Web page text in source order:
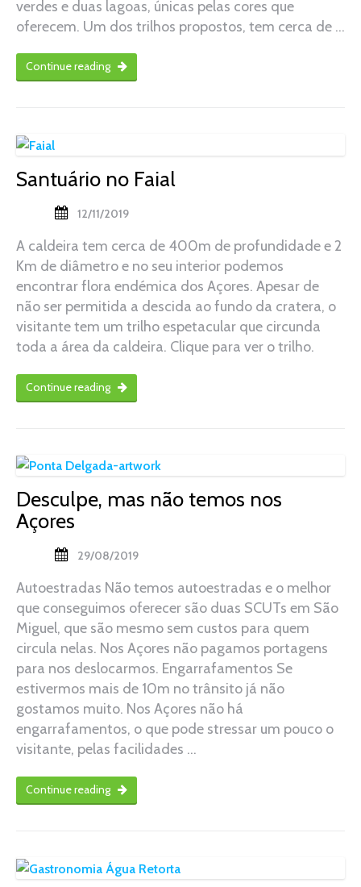
verdes e duas lagoas, únicas pelas cores que
oferecem. Um dos trilhos propostos, tem cerca de …
Continue reading
Santuário no Faial
12/11/2019
A caldeira tem cerca de 400m de profundidade e 2
Km de diâmetro e no seu interior podemos
encontrar flora endémica dos Açores. Apesar de
não ser permitida a descida ao fundo da cratera, o
visitante tem um trilho espetacular que circunda
toda a área da caldeira. Clique para ver o trilho.
Continue reading
Desculpe, mas não temos nos
Açores
29/08/2019
Autoestradas Não temos autoestradas e o melhor
que conseguimos oferecer são duas SCUTs em São
Miguel, que são mesmo sem custos para quem
circula nelas. Nos Açores não pagamos portagens
para nos deslocarmos. Engarrafamentos Se
estivermos mais de 10m no trânsito já não
gostamos muito. Nos Açores não há
engarrafamentos, o que pode stressar um pouco o
visitante, pelas facilidades …
Continue reading